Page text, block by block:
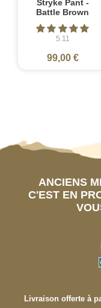
Stryke Pant -
Battle Brown
5.11
99,00 €
ANCIENS
C'EST EN
Livraison offerte à